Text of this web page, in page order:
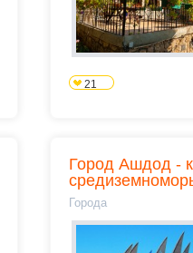
21
Город Ашдод -
Города